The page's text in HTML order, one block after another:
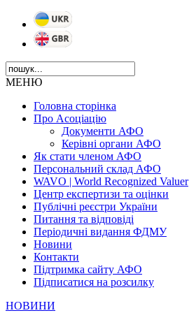
МЕНЮ
Головна сторінка
Про Асоціацію
Документи АФО
Керівні органи АФО
Як стати членом АФО
Персональний склад АФО
WAVO | World Recognized Valuer
Центр експертизи та оцінки
Публічні реєстри України
Питання та відповіді
Періодичні видання ФДМУ
Новини
Контакти
Підтримка сайту АФО
Підписатися на розсилку
НОВИНИ